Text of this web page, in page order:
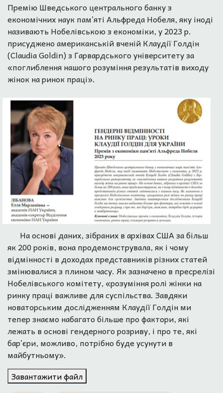
Премію Шведського центрального банку з
економічних наук пам’яті Альфреда Нобеля, яку іноді
називають Нобелівською з економіки, у 2023 р.
присуджено американській вченій Клаудії Голдін
(Claudia Goldin) з Гарвардського університету за
«поглиблення нашого розуміння результатів виходу
жінок на ринок праці».
На основі даних, зібраних в архівах США за більш
як 200 років, вона продемонструвала, як і чому
відмінності в доходах представників різних статей
змінювалися з плином часу. Як зазначено в пресрелізі
Нобелівського комітету, «розуміння ролі жінки на
ринку праці важливе для суспільства. Завдяки
новаторським дослідженням Клаудії Голдін ми
тепер знаємо набагато більше про фактори, які
лежать в основі гендерного розриву, і про те, які
бар’єри, можливо, потрібно буде усунути в
майбутньому».
Завантажити файл